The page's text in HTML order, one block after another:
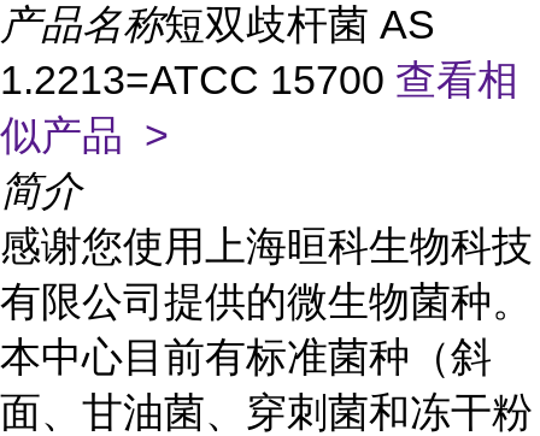
产品名称短双歧杆菌 AS
1.2213=ATCC 15700 查看相
似产品 >
简介
感谢您使用上海晅科生物科技
有限公司提供的微生物菌种。
本中心目前有标准菌种（斜
面、甘油菌、穿刺菌和冻干粉